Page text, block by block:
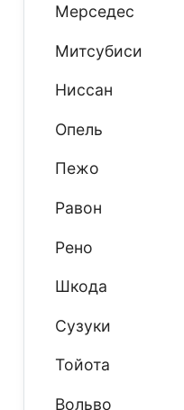
Мерседес
Митсубиси
Ниссан
Опель
Пежо
Равон
Рено
Шкода
Сузуки
Тойота
Вольво